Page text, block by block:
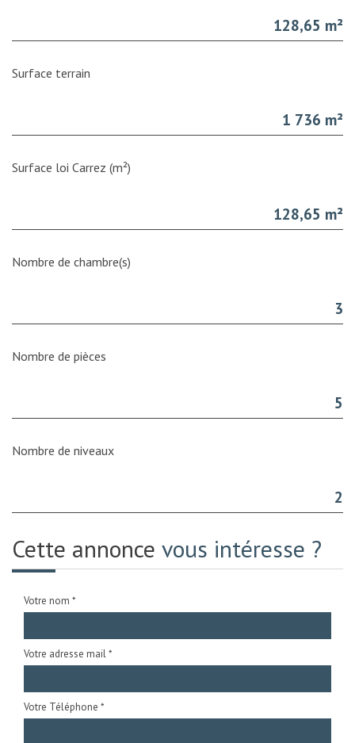
128,65 m²
surface terrain
1 736 m²
Surface loi Carrez (m²)
128,65 m²
Nombre de chambre(s)
3
Nombre de pièces
5
Nombre de niveaux
2
Cette annonce vous intéresse ?
Votre nom *
Votre adresse mail *
Votre Téléphone *